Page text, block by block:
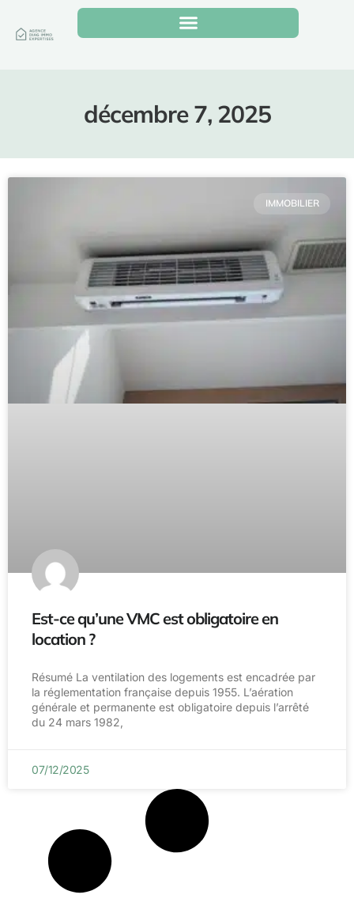
décembre 7, 2025
IMMOBILIER
Est-ce qu’une VMC est obligatoire en
location ?
Résumé La ventilation des logements est encadrée par
la réglementation française depuis 1955. L’aération
générale et permanente est obligatoire depuis l’arrêté
du 24 mars 1982,
07/12/2025